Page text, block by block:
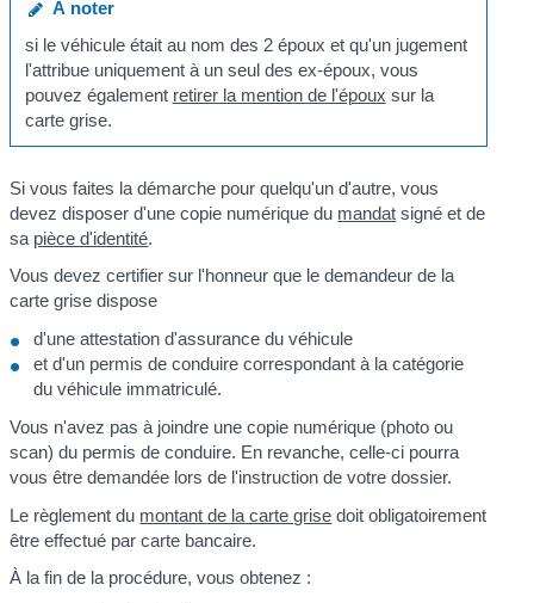
À noter
si le véhicule était au nom des 2 époux et qu'un jugement
l'attribue uniquement à un seul des ex-époux, vous
pouvez également retirer la mention de l'époux sur la
carte grise.
Si vous faites la démarche pour quelqu'un d'autre, vous
devez disposer d'une copie numérique du mandat signé et de
sa pièce d'identité.
Vous devez certifier sur l'honneur que le demandeur de la
carte grise dispose
d'une attestation d'assurance du véhicule
et d'un permis de conduire correspondant à la catégorie
du véhicule immatriculé.
Vous n'avez pas à joindre une copie numérique (photo ou
scan) du permis de conduire. En revanche, celle-ci pourra
vous être demandée lors de l'instruction de votre dossier.
Le règlement du montant de la carte grise doit obligatoirement
être effectué par carte bancaire.
À la fin de la procédure, vous obtenez :